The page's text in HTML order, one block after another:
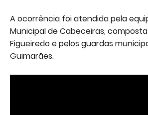
A ocorrência foi atendida pela
Municipal de Cabeceiras,
Figueiredo e pelos guardas
Guimarães.